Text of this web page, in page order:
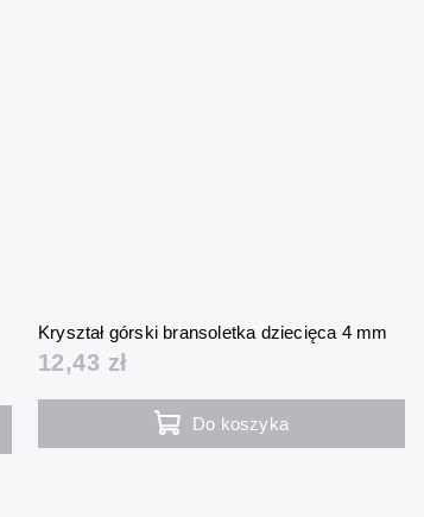
Kryształ górski bransoletka dziecięca 4 mm
12,43 zł
Do koszyka